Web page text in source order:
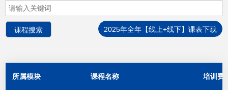
2025年全年【线上+线下】课表下载
所属模块 课程名称 培训费